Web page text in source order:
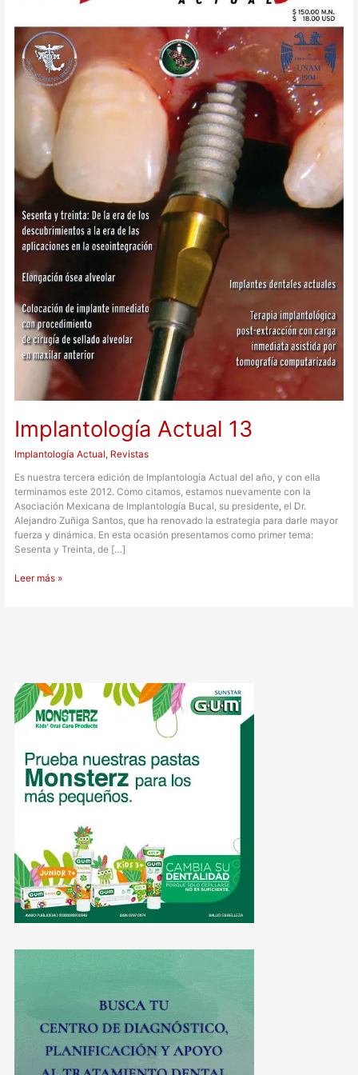
Implantología Actual 13
Implantología Actual, Revistas
Es nuestra tercera edición de Implantología Actual del año, y con ella
terminamos este 2012. Como citamos, estamos nuevamente con la
Asociación Mexicana de Implantología Bucal, su presidente, el Dr.
Alejandro Zuñiga Santos, que ha renovado la estrategia para darle mayor
fuerza y dinámica. En esta ocasión presentamos como primer tema:
Sesenta y Treinta, de […]
Leer más »